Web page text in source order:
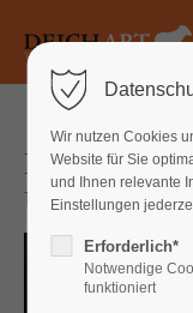
Login
Benutzername
Passwort
Kunst
Über
Wir nutzen Cookies
Website für Sie
und Ihnen relevante
Einstellungen
Erforderlich*
Notwendige
funktioniert